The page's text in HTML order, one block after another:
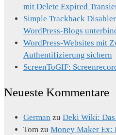
mit Delete Expired
Simple Trackback
WordPress-Blogs
WordPress-Websites mit
Authentifizierung sichern
ScreenToGIF:
Neueste Kommentare
German zu Deki Wiki:
Tom zu Money Maker Ex: